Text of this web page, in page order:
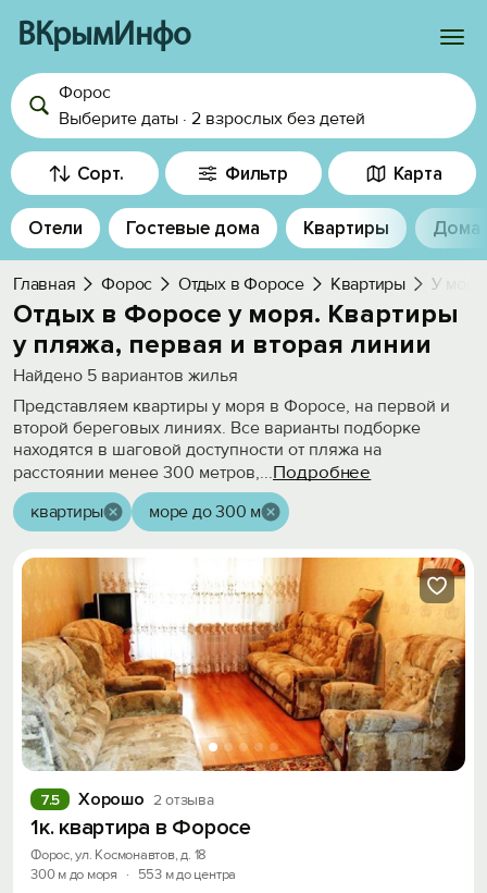
ВКрымИнфо
Войти
Избранное
История просмотра
Добавить свой объект
Форос
Выберите даты · 2 взрослых без детей
Сорт. Фильтр Карта
Отели Гостевые дома Квартиры Дома
Главная Форос Отдых в Форосе Квартиры У
Отдых в Форосе у моря. Квартиры
у пляжа, первая и вторая линии
Найдено 5 вариантов жилья
Представляем квартиры у моря в Форосе, на первой и
второй береговых линиях. Все варианты подборке
находятся в шаговой доступности от пляжа на
расстоянии менее 300 метров,...Подробнее
квартиры море до 300 м
Хорошо 2 отзыва
7.5
1к. квартира в Форосе
Форос, ул. Космонавтов, д. 18
300 м до моря
·
553 м до центра